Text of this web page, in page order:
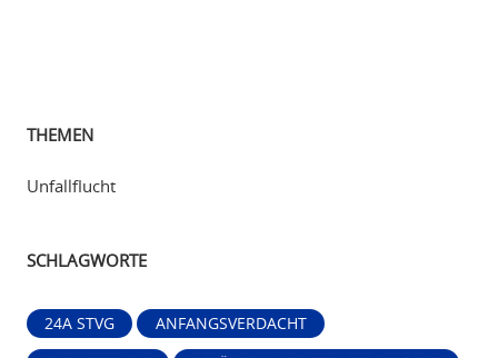
THEMEN
Unfallflucht
SCHLAGWORTE
24A STVG ANFANGSVERDACHT